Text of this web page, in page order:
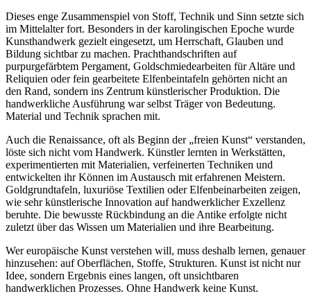
Dieses enge Zusammenspiel von Stoff, Technik und Sinn setzte sich
im Mittelalter fort. Besonders in der karolingischen Epoche wurde
Kunsthandwerk gezielt eingesetzt, um Herrschaft, Glauben und
Bildung sichtbar zu machen. Prachthandschriften auf
purpurgefärbtem Pergament, Goldschmiedearbeiten für Altäre und
Reliquien oder fein gearbeitete Elfenbeintafeln gehörten nicht an
den Rand, sondern ins Zentrum künstlerischer Produktion. Die
handwerkliche Ausführung war selbst Träger von Bedeutung.
Material und Technik sprachen mit.
Auch die Renaissance, oft als Beginn der „freien Kunst“ verstanden,
löste sich nicht vom Handwerk. Künstler lernten in Werkstätten,
experimentierten mit Materialien, verfeinerten Techniken und
entwickelten ihr Können im Austausch mit erfahrenen Meistern.
Goldgrundtafeln, luxuriöse Textilien oder Elfenbeinarbeiten zeigen,
wie sehr künstlerische Innovation auf handwerklicher Exzellenz
beruhte. Die bewusste Rückbindung an die Antike erfolgte nicht
zuletzt über das Wissen um Materialien und ihre Bearbeitung.
Wer europäische Kunst verstehen will, muss deshalb lernen, genauer
hinzusehen: auf Oberflächen, Stoffe, Strukturen. Kunst ist nicht nur
Idee, sondern Ergebnis eines langen, oft unsichtbaren
handwerklichen Prozesses. Ohne Handwerk keine Kunst.